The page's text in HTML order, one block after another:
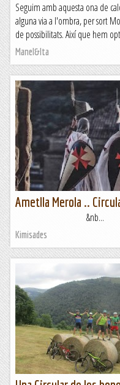
Seguim amb aquesta ona de
alguna via a l'ombra, per sort
de possibilitats. Així que hem
Manel&Ita
Ametlla Merola ..
&nb...
Kimisades